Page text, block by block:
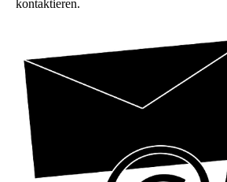
kontaktieren.